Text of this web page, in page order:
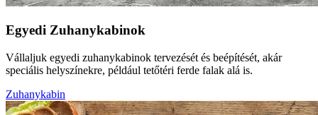
Egyedi Zuhanykabinok
Vállaljuk egyedi zuhanykabinok tervezését és beépítését, akár
speciális helyszínekre, például tetőtéri ferde falak alá is.
Zuhanykabin